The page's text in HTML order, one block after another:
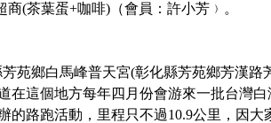
商(茶葉蛋+咖啡) （會員：許小芳﹚。
苑鄉白馬峰普天宮(彰化縣芳苑鄉芳漢路
這個地方每年四月份會游來一批台灣
的路跑活動，里程只不過10.9公里，因大